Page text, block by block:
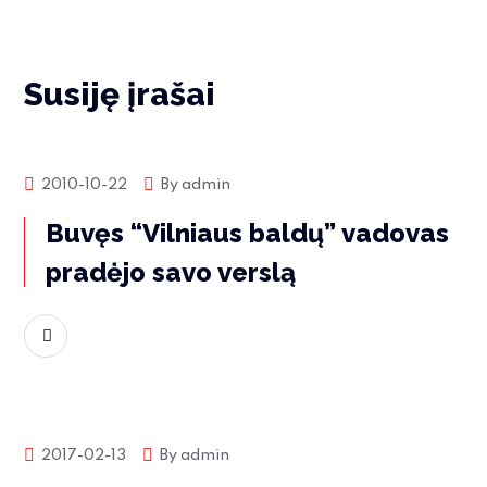
Susiję įrašai
Rinkos naujienos
2010-10-22 Byadmin
Buvęs “Vilniaus baldų” vadovas
pradėjo savo verslą
Rinkos naujienos
2017-02-13 Byadmin